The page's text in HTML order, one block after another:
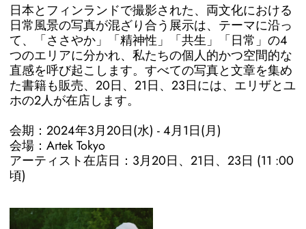
日本とフィンランドで撮影された、両文化における
日常風景の写真が混ざり合う展示は、テーマに沿っ
て、「ささやか」「精神性」「共生」「日常」の4
つのエリアに分かれ、私たちの個人的かつ空間的な
直感を呼び起こします。すべての写真と文章を集め
た書籍も販売、20日、21日、23日には、エリザとユ
ホの2人が在店します。
会期：2024年3月20日(水) - 4月1日(月)
会場：Artek Tokyo
アーティスト在店日：3月20日、21日、23日 (11 :00
頃)